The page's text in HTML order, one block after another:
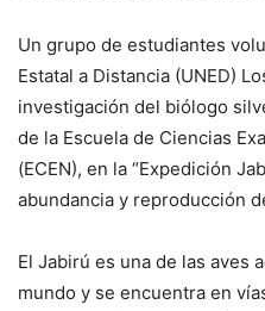
Un grupo de estudiantes
Estatal a Distancia (UNED)
investigación del biólogo
de la Escuela de Ciencias
(ECEN), en la “Expedición
abundancia y reproducción
El Jabirú es una de las aves
mundo y se encuentra en